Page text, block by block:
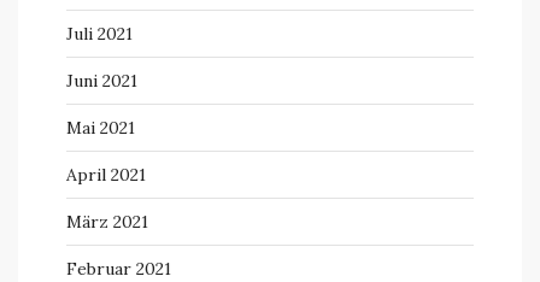
Juli 2021
Juni 2021
Mai 2021
April 2021
März 2021
Februar 2021